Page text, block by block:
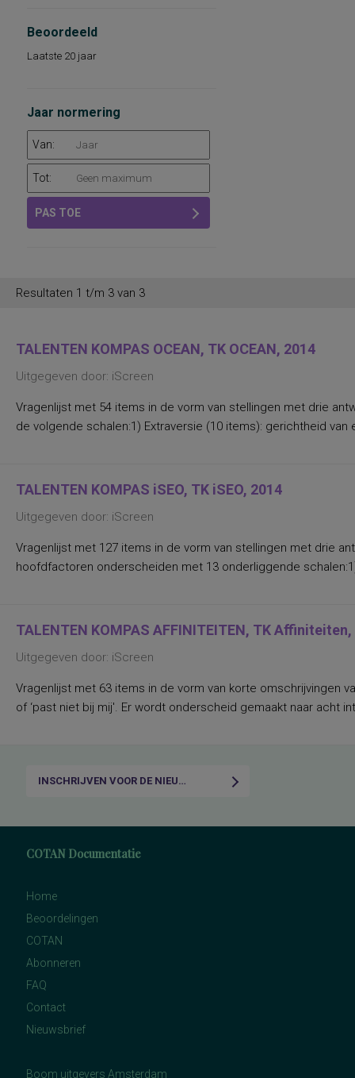
Beoordeeld
Laatste 20 jaar
Jaar normering
Van:
Tot:
PAS TOE
Resultaten 1 t/m 3 van 3
TALENTEN KOMPAS OCEAN, TK OCEAN, 2014
Uitgegeven door: iScreen
Vragenlijst met 54 items in de vorm van stellingen met drie
de volgende schalen:1) Extraversie (10 items): gerichtheid
TALENTEN KOMPAS iSEO, TK iSEO, 2014
Uitgegeven door: iScreen
Vragenlijst met 127 items in de vorm van stellingen met drie
hoofdfactoren onderscheiden met 13 onderliggende
TALENTEN KOMPAS AFFINITEITEN, TK Affiniteiten,
Uitgegeven door: iScreen
Vragenlijst met 63 items in de vorm van korte omschrijvingen
of ‘past niet bij mij'. Er wordt onderscheid gemaakt naar acht
INSCHRIJVEN VOOR DE NIEUWSBRIEF
COTAN Documentatie
Home
Beoordelingen
COTAN
Abonneren
FAQ
Contact
Nieuwsbrief
Boom uitgevers Amsterdam